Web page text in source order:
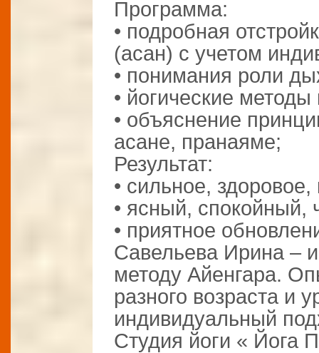
Программа:
• подробная
(асан) с учетом
• понимания роли
• йогические
• объяснение
асане, пранаяме;
Результат:
• сильное,
• ясный, спокойный,
• приятное
Савельева Ирина –
методу Айенгара.
разного возраста и
индивидуальный
Студия йоги « Йога